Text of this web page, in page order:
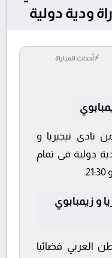
⚡أحداث المباراة
26/5/2026 كلا من نادى نيجيريا و
دولية فى تمام
و زيمبابوي
العربي فضائيا